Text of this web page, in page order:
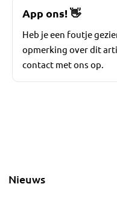
App ons!👋
Heb je een foutje
opmerking over dit
contact met ons op.
Nieuws